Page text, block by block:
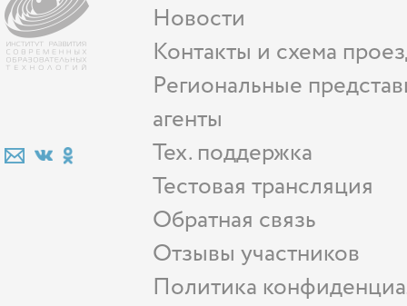
Новости
Контакты и схема
Региональные
агенты
Тех. поддержка
Тестовая трансляция
Обратная связь
Отзывы участников
Политика